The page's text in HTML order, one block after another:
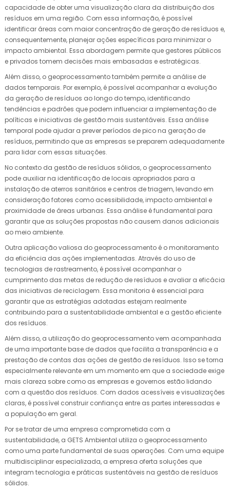
capacidade de obter uma visualização clara da distribuição dos
resíduos em uma região. Com essa informação, é possível
identificar áreas com maior concentração de geração de resíduos e,
consequentemente, planejar ações específicas para minimizar o
impacto ambiental. Essa abordagem permite que gestores públicos
e privados tomem decisões mais embasadas e estratégicas.
Além disso, o geoprocessamento também permite a análise de
dados temporais. Por exemplo, é possível acompanhar a evolução
da geração de resíduos ao longo do tempo, identificando
tendências e padrões que podem influenciar a implementação de
políticas e iniciativas de gestão mais sustentáveis. Essa análise
temporal pode ajudar a prever períodos de pico na geração de
resíduos, permitindo que as empresas se preparem adequadamente
para lidar com essas situações.
No contexto da gestão de resíduos sólidos, o geoprocessamento
pode auxiliar na identificação de locais apropriados para a
instalação de aterros sanitários e centros de triagem, levando em
consideração fatores como acessibilidade, impacto ambiental e
proximidade de áreas urbanas. Essa análise é fundamental para
garantir que as soluções propostas não causem danos adicionais
ao meio ambiente.
Outra aplicação valiosa do geoprocessamento é o monitoramento
da eficiência das ações implementadas. Através do uso de
tecnologias de rastreamento, é possível acompanhar o
cumprimento das metas de redução de resíduos e avaliar a eficácia
das iniciativas de reciclagem. Essa monitoria é essencial para
garantir que as estratégias adotadas estejam realmente
contribuindo para a sustentabilidade ambiental e a gestão eficiente
dos resíduos.
Além disso, a utilização do geoprocessamento vem acompanhada
de uma importante base de dados que facilita a transparência e a
prestação de contas das ações de gestão de resíduos. Isso se torna
especialmente relevante em um momento em que a sociedade exige
mais clareza sobre como as empresas e governos estão lidando
com a questão dos resíduos. Com dados acessíveis e visualizações
claras, é possível construir confiança entre as partes interessadas e
a população em geral.
Por se tratar de uma empresa comprometida com a
sustentabilidade, a GETS Ambiental utiliza o geoprocessamento
como uma parte fundamental de suas operações. Com uma equipe
multidisciplinar especializada, a empresa oferta soluções que
integram tecnologia e práticas sustentáveis na gestão de resíduos
sólidos.